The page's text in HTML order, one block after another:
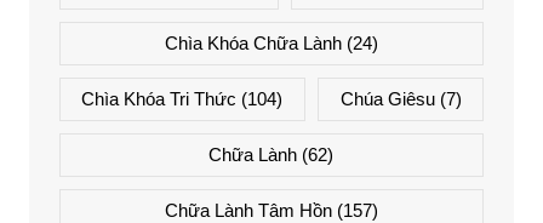
Chìa Khóa Chữa Lành(24)
Chìa Khóa Tri Thức (104) Chúa Giêsu(7)
Chữa Lành (62)
Chữa Lành Tâm Hồn(157)